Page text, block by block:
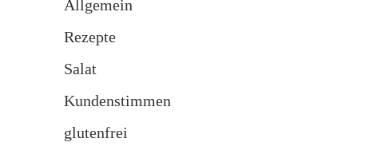
Allgemein
Rezepte
Salat
Kundenstimmen
glutenfrei